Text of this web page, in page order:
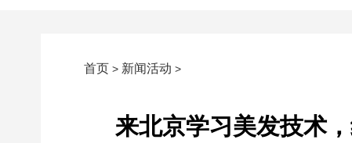
首页 > 新闻活动 >
来北京学习美发技术